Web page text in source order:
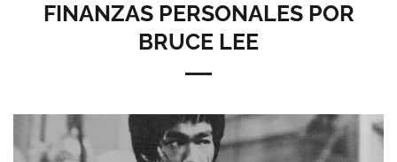
FINANZAS PERSONALES POR
BRUCE LEE